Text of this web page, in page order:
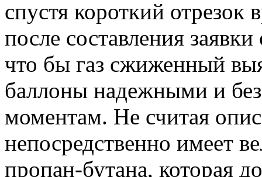
спустя короткий отрезок
после составления
что бы газ сжиженный
баллоны надежными и
моментам. Не считая
непосредственно имеет
пропан-бутана, которая